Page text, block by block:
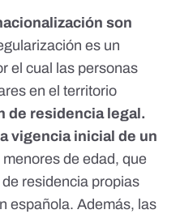
son
es un
el cual las personas
en el territorio
de residencia legal .
vigencia inicial de un
de edad, que
residencia propias
española. Además, las